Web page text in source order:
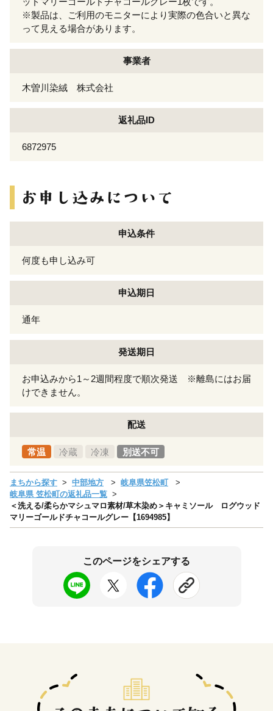
※製品は、ご利用のモニターにより実際の色合いと異な
って見える場合があります。
事業者
木曽川染絨 株式会社
返礼品ID
6872975
申込条件
何度も申し込み可
申込期日
通年
発送期日
お申込みから1～2週間程度で順次発送 ※離島にはお届
けできません。
配送
常温 冷蔵 冷凍 別送不可
まちから探す 中部地方
岐阜県笠松町
岐阜県 笠松町の返礼品一覧
＜洗える/柔らかマシュマロ素材/草木染め＞キャミソール ログウッド
マリーゴールドチャコールグレー【1694985】
このページをシェアする